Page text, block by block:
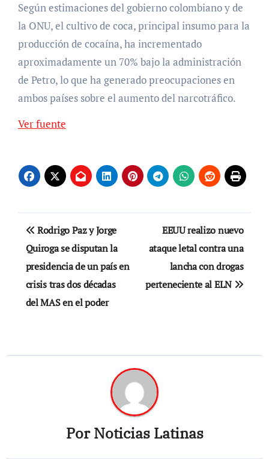
Según estimaciones del gobierno colombiano y de
la ONU, el cultivo de coca, principal insumo para la
producción de cocaína, ha incrementado
aproximadamente un 70% bajo la administración
de Petro, lo que ha generado preocupaciones en
ambos países sobre el aumento del narcotráfico.
Ver fuente
Navegación
de
entradas
Rodrigo Paz y Jorge
Quiroga se disputan la
presidencia de un país en
crisis tras dos décadas
del MAS en el poder
EEUU realizo nuevo
ataque letal contra una
lancha con drogas
perteneciente al ELN
PorNoticias Latinas